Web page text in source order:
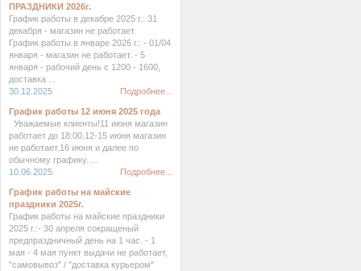
ПРАЗДНИКИ 2026г.
График работы в декабре 2025 г.: 31
декабря - магазин не работает.
График работы в январе 2026 г.: - 01/04
января - магазин не работает. - 5
января - рабочий день с 1200 - 1600,
доставка ...
30.12.2025
Подробнее...
График работы 12 июня 2025 года
Уважаемые клиенты!11 июня магазин
работает до 18:00.12-15 июня магазин
не работает.16 июня и далее по
обычному графику. ...
10.06.2025
Подробнее...
График работы на майские
праздники 2025г.
График работы на майские праздники
2025 г.:- 30 апреля сокращеный
предпраздничный день на 1 час. - 1
мая - 4 мая пункт выдачи не работает,
"самовывоз" / "доставка курьером"